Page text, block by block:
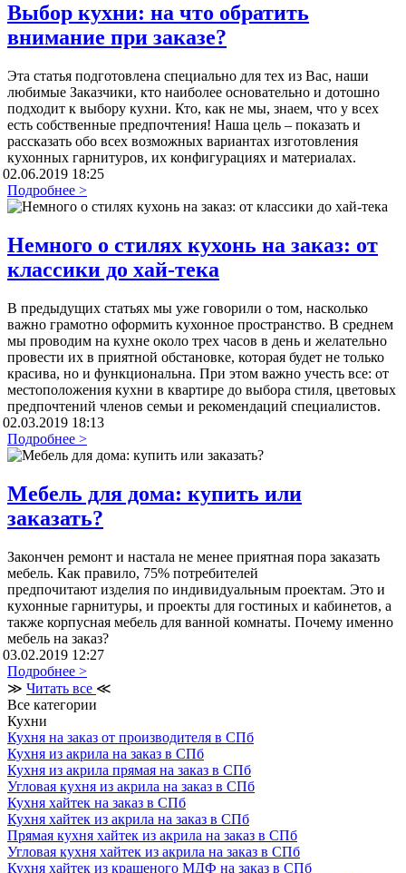
Выбор кухни: на что обратить
внимание при заказе?
Эта статья подготовлена специально для тех из Вас, наши
любимые Заказчики, кто наиболее основательно и дотошно
подходит к выбору кухни. Кто, как не мы, знаем, что у всех
есть собственные предпочтения! Наша цель – показать и
рассказать обо всех возможных вариантах изготовления
кухонных гарнитуров, их конфигурациях и материалах.
02.06.2019 18:25
Подробнее >
Немного о стилях кухонь на заказ: от
классики до хай-тека
В предыдущих статьях мы уже говорили о том, насколько
важно грамотно оформить кухонное пространство. В среднем
мы проводим на кухне около трех часов в день и желательно
провести их в приятной обстановке, которая будет не только
красива, но и функциональна. При этом важно учесть все: от
местоположения кухни в квартире до выбора стиля, цветовых
предпочтений членов семьи и рекомендаций специалистов.
02.03.2019 18:13
Подробнее >
Мебель для дома: купить или
заказать?
Закончен ремонт и настала не менее приятная пора заказать
мебель. Как правило, 75% потребителей
предпочитают изделия по индивидуальным проектам. Это и
кухонные гарнитуры, и проекты для гостиных и кабинетов, а
также корпусная мебель для ванной комнаты. Почему именно
мебель на заказ?
03.02.2019 12:27
Подробнее >
≫ Читать все ≪
Все категории
Кухни
Кухня на заказ от производителя в СПб
Кухня из акрила на заказ в СПб
Кухня из акрила прямая на заказ в СПб
Угловая кухня из акрила на заказ в СПб
Кухня хайтек на заказ в СПб
Кухня хайтек из акрила на заказ в СПб
Прямая кухня хайтек из акрила на заказ в СПб
Угловая кухня хайтек из акрила на заказ в СПб
Кухня хайтек из крашеного МДФ на заказ в СПб